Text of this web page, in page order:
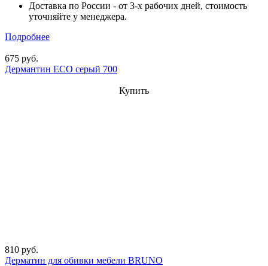
Доставка по России - от 3-х рабочих дней, стоимость
уточняйте у менеджера.
Подробнее
675 руб.
Дермантин ECO серый 700
Купить
810 руб.
Дерматин для обивки мебели BRUNO